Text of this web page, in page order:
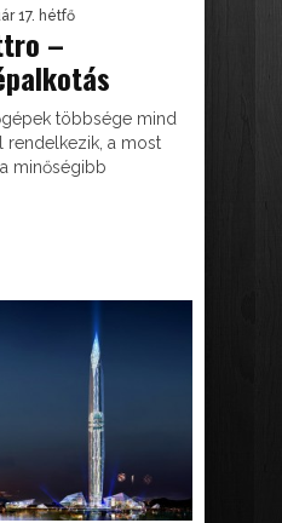
17. hétfő
–
többsége mind
rendelkezik, a most
minőségibb